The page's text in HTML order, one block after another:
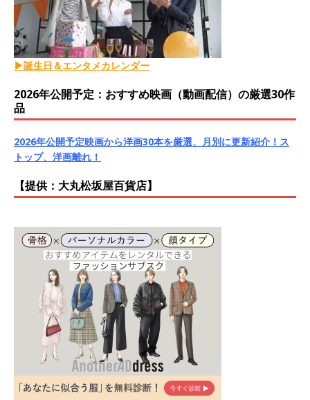
▶誕生日＆エンタメカレンダー
2026年公開予定：おすすめ映画（動画配信）の厳選30作
品
2026年公開予定映画から洋画30本を厳選、月別に更新紹介！ス
トップ、洋画離れ！
【提供：大丸松坂屋百貨店】